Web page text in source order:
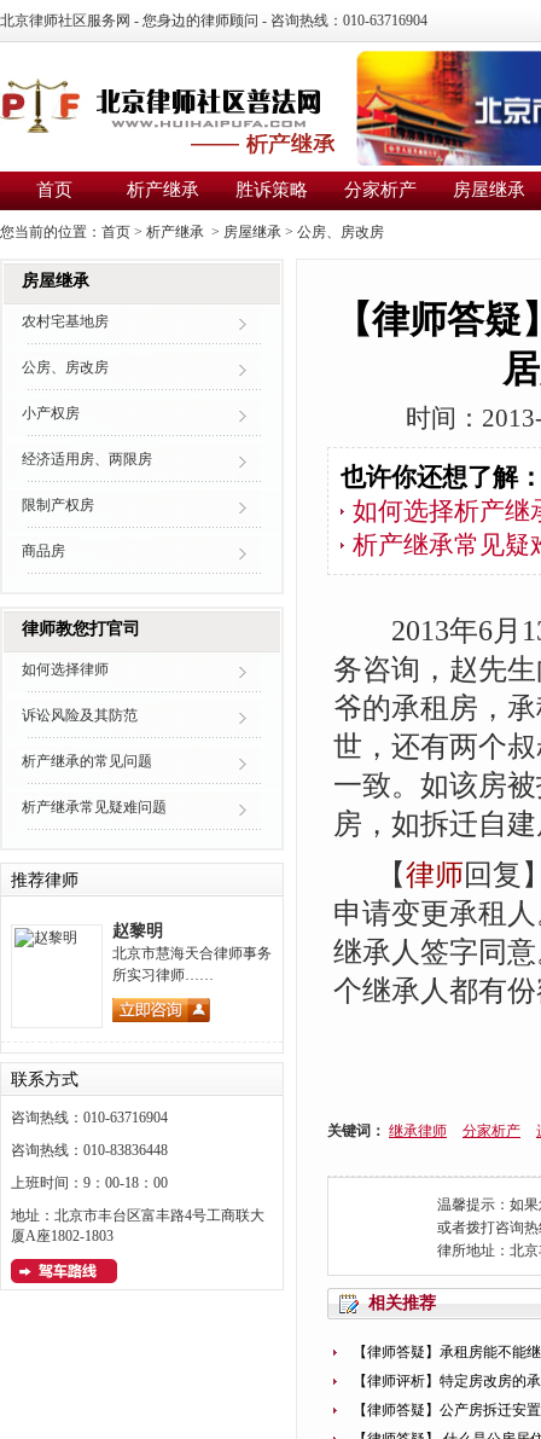
北京律师社区服务网 - 您身边的律师顾问 - 咨询热线：010-63716904
首页 析产继承 胜诉策略 分家析产 房屋继承
您当前的位置： 首页 > 析产继承 > 房屋继承 > 公房、房改房
【律师答
时间：
也许你还想了解
如何选择析产继
析产继承常见疑
2013年6月
务咨询，赵先
爷的承租房，
世，还有两个
一致。如该房
房，如拆迁自
【律师回复
申请变更承租
继承人签字同
个继承人都有
关键词： 继承律师 分家析产
温馨提示：如
或者拨打咨询热
律所地址：北
相关推荐
【律师答疑】承租房能不能
【律师评析】特定房改房的
【律师答疑】公产房拆迁安
房屋继承
农村宅基地房
公房、房改房
小产权房
经济适用房、两限房
限制产权房
商品房
律师教您打官司
如何选择律师
诉讼风险及其防范
析产继承的常见问题
析产继承常见疑难问题
推荐律师
赵黎明
北京市慧海天合律师事务
所实习律师……
联系方式
咨询热线：010-63716904
咨询热线：010-83836448
上班时间：9：00-18：00
地址：北京市丰台区富丰路4号工商联大
厦A座1802-1803